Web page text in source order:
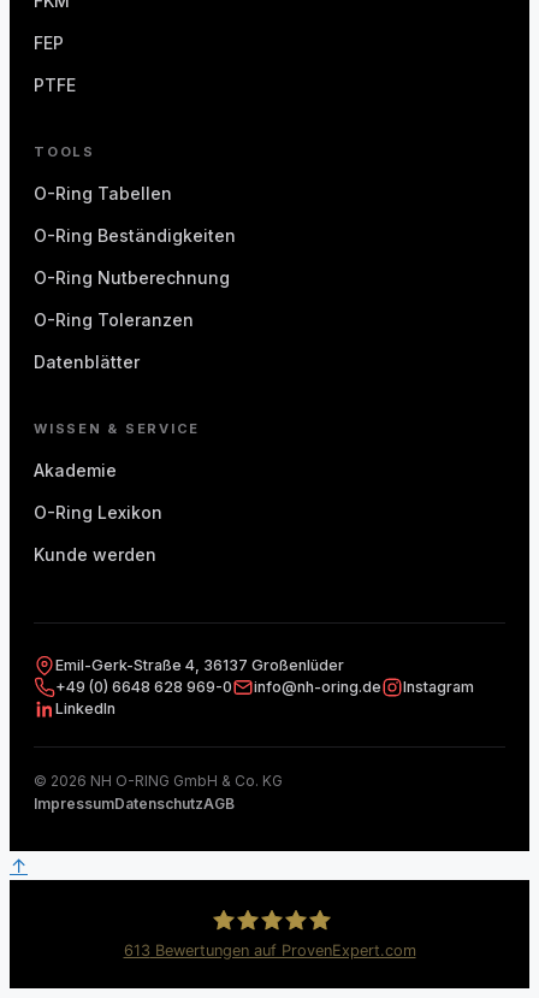
FEP
PTFE
TOOLS
O-Ring Tabellen
O-Ring Beständigkeiten
O-Ring Nutberechnung
O-Ring Toleranzen
Datenblätter
WISSEN & SERVICE
Akademie
O-Ring Lexikon
Kunde werden
Emil-Gerk-Straße 4, 36137 Großenlüder
+49 (0) 6648 628 969-0
info@nh-oring.de
Instagram
LinkedIn
© 2026 NH O-RING GmbH & Co. KG
ImpressumDatenschutzAGB
↑
613 Bewertungen auf ProvenExpert.com